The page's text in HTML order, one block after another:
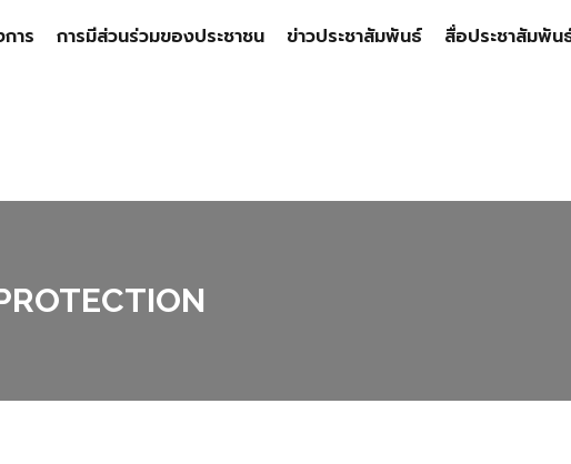
าร การมีส่วนร่วมของประชาชน ข่าวประชาสัมพันธ์ สื่อประชาสัมพัน